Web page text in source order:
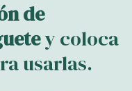
de
y coloca
usarlas.